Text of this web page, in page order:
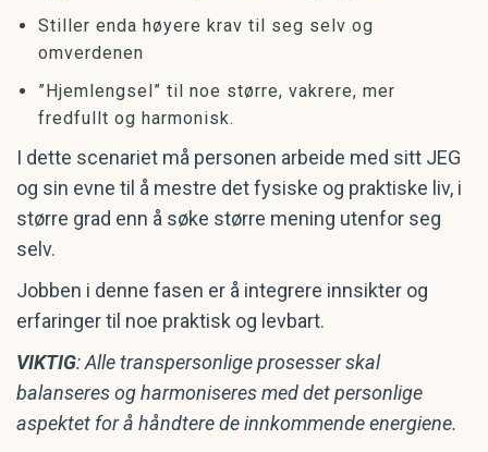
Stiller enda høyere krav til seg selv og
omverdenen
”Hjemlengsel” til noe større, vakrere, mer
fredfullt og harmonisk.
I dette scenariet må personen arbeide med sitt JEG
og sin evne til å mestre det fysiske og praktiske liv, i
større grad enn å søke større mening utenfor seg
selv.
Jobben i denne fasen er å integrere innsikter og
erfaringer til noe praktisk og levbart.
VIKTIG: Alle transpersonlige prosesser skal
balanseres og harmoniseres med det personlige
aspektet for å håndtere de innkommende energiene.